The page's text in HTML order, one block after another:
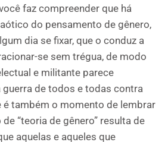
faz compreender que há
do pensamento de gênero,
dia se fixar, que o conduz a
se sem trégua, de modo
e militante parece
de todos e todas contra
também o momento de lembrar
“teoria de gênero” resulta de
aquelas e aqueles que